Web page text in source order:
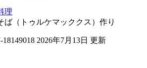
理
ば（トゥルケマッククス）作り
2026年7月13日 更新